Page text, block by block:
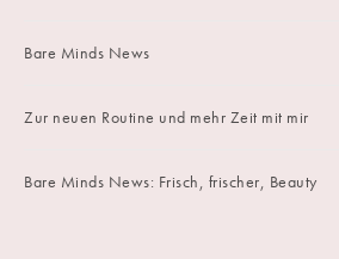
Bare Minds News
Zur neuen Routine und mehr Zeit mit mir
Bare Minds News: Frisch, frischer, Beauty